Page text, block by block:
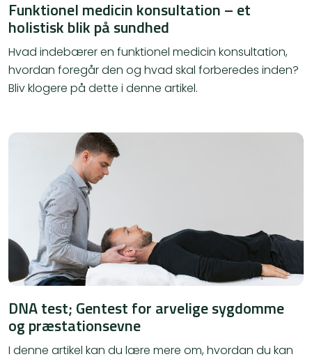
Funktionel medicin konsultation – et
holistisk blik på sundhed
Hvad indebærer en funktionel medicin konsultation,
hvordan foregår den og hvad skal forberedes inden?
Bliv klogere på dette i denne artikel.
DNA test; Gentest for arvelige sygdomme
og præstationsevne
I denne artikel kan du lære mere om, hvordan du kan